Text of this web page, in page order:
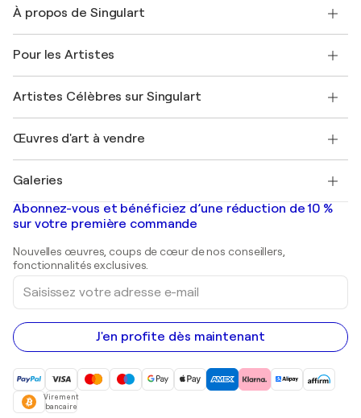
Expédition
Offrir une carte cadeau
Rejoignez notre programme commercial
Mon compte
+33 1 76 44 06 42
À propos de Singulart
FAQ
Magazine Singulart
Emplois
Découvrez une sélection d'art original
Pour les Artistes
Se connecter en tant qu'Artiste
Artistes Célèbres sur Singulart
Marc Chagall
Banksy
Mr. Brainwash
Shepard Fairey
Œuvres d'art à vendre
Tableaux abstraits à vendre
Peintures de paysage
Estampes
Peintures acryliques
Galeries
Galeries d'art en France
Galeries d'art en Belgique
Abonnez-vous et bénéficiez d’une réduction de 10 %
sur votre première commande
Nouvelles œuvres, coups de cœur de nos conseillers,
fonctionnalités exclusives.
Saisissez
votre
adresse
e-
mail
J'en profite dès maintenant
Virement
bancaire